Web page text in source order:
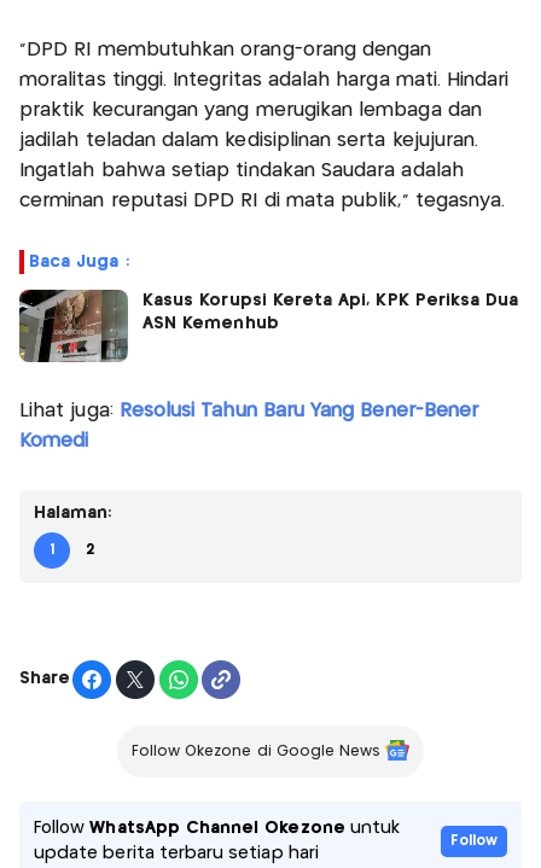
"DPD RI membutuhkan orang-orang dengan
moralitas tinggi. Integritas adalah harga mati. Hindari
praktik kecurangan yang merugikan lembaga dan
jadilah teladan dalam kedisiplinan serta kejujuran.
Ingatlah bahwa setiap tindakan Saudara adalah
cerminan reputasi DPD RI di mata publik," tegasnya.
Baca Juga :
Kasus Korupsi Kereta Api, KPK Periksa Dua
ASN Kemenhub
Lihat juga: Resolusi Tahun Baru Yang Bener-Bener
Komedi
Halaman:
1 2
Share
Follow Okezone di Google News
FollowWhatsApp Channel Okezone untuk
update berita terbaru setiap hari
Follow